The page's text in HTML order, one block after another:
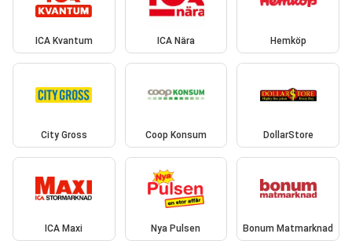
ICA Kvantum ICA Nära Hemköp
City Gross Coop Konsum DollarStore
ICA Maxi Nya Pulsen Bonum Matmarknad